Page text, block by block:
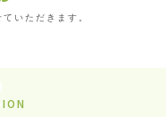
いただきます。